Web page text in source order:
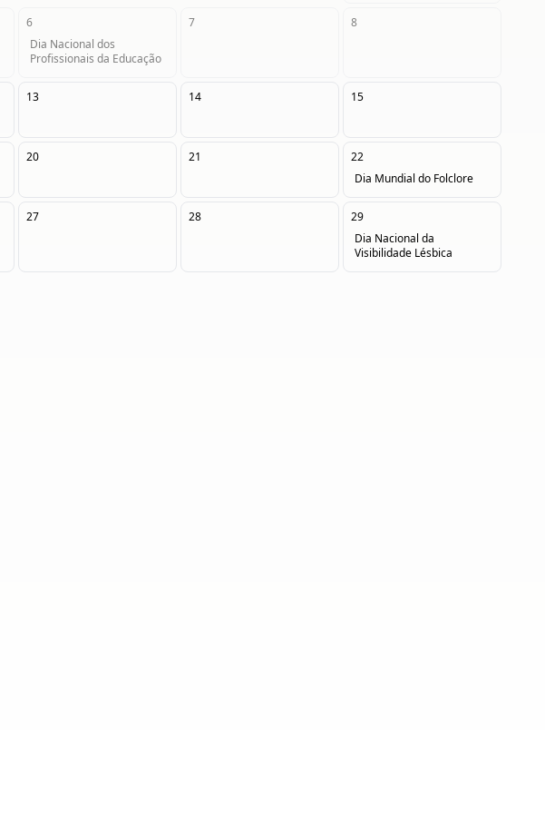
6
Dia Nacional dos
Profissionais da Educação
7 8
13 14 15
20 21
22
Dia Mundial do Folclore
27 28
29
Dia Nacional da
Visibilidade Lésbica